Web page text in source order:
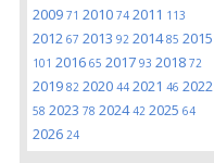
2009 71 2010 74 2011 113
2012 67 2013 92 201485 2015
101 2016 65 2017 93 2018 72
2019 82 2020 44 2021 46 2022
58 2023 78 202442 2025 64
2026 24